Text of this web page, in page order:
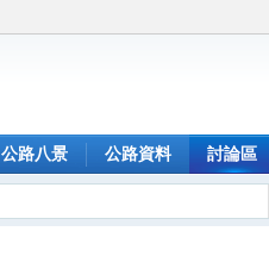
公路八景 公路資料 討論區